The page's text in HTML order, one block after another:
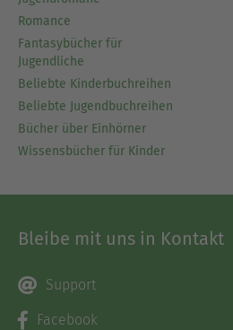
Romance
Fantasybücher für
Jugendliche
Beliebte Kinderbuchreihen
Beliebte Jugendbuchreihen
Bücher über Einhörner
Wissensbücher für Kinder
Bleibe mit uns in Kontakt
Support
Facebook